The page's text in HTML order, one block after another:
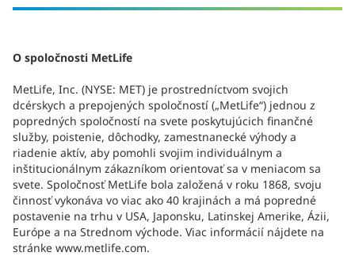
O spoločnosti MetLife
MetLife, Inc. (NYSE: MET) je prostredníctvom svojich
dcérskych a prepojených spoločností („MetLife“) jednou z
popredných spoločností na svete poskytujúcich finančné
služby, poistenie, dôchodky, zamestnanecké výhody a
riadenie aktív, aby pomohli svojim individuálnym a
inštitucionálnym zákazníkom orientovať sa v meniacom sa
svete. Spoločnosť MetLife bola založená v roku 1868, svoju
činnosť vykonáva vo viac ako 40 krajinách a má popredné
postavenie na trhu v USA, Japonsku, Latinskej Amerike, Ázii,
Európe a na Strednom východe. Viac informácií nájdete na
stránke www.metlife.com.